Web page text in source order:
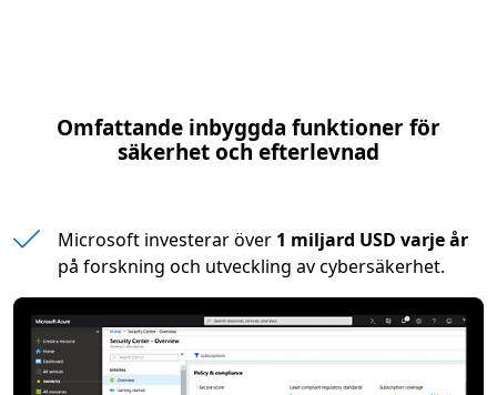
Omfattande inbyggda funktioner för
säkerhet och efterlevnad
Microsoft investerar över 1 miljard USD varje år
på forskning och utveckling av cybersäkerhet.